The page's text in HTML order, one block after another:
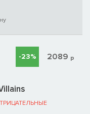
-23% 2089 р